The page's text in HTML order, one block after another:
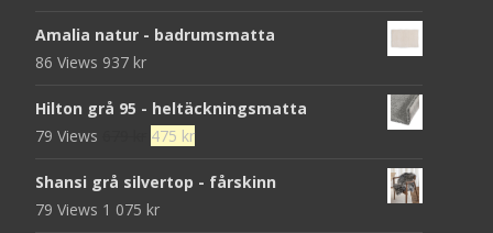
Amalia natur - badrumsmatta
86 Views 937 kr
Hilton grå 95 - heltäckningsmatta
79 Views
Det
priset
var:
475 krDet
priset
Shansi grå silvertop - fårskinn
79 Views 1 075 kr